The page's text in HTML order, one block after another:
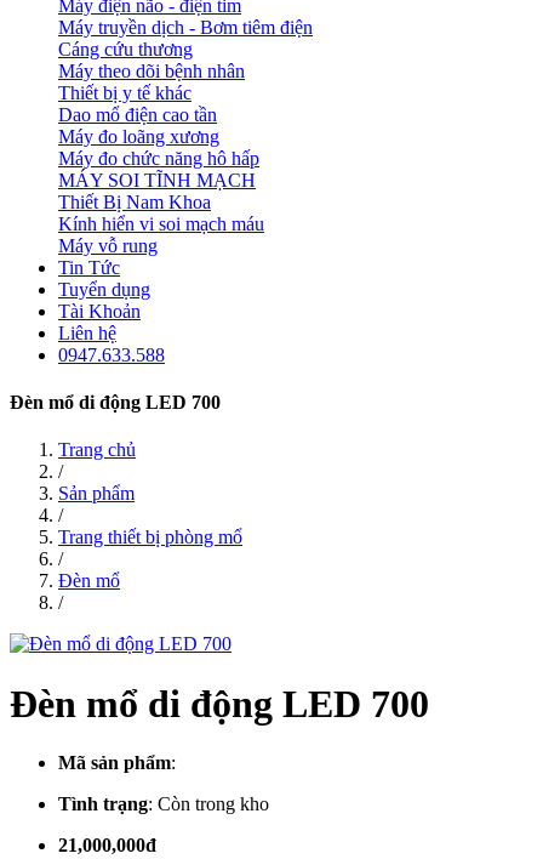
Máy điện não - điện tim
Máy truyền dịch - Bơm tiêm điện
Cáng cứu thương
Máy theo dõi bệnh nhân
Thiết bị y tế khác
Dao mổ điện cao tần
Máy đo loãng xương
Máy đo chức năng hô hấp
MÁY SOI TĨNH MẠCH
Thiết Bị Nam Khoa
Kính hiển vi soi mạch máu
Máy vỗ rung
Tin Tức
Tuyển dụng
Tài Khoản
Liên hệ
0947.633.588
Đèn mổ di động LED 700
Trang chủ
/
Sản phẩm
/
Trang thiết bị phòng mổ
/
Đèn mổ
/
Đèn mổ di động LED 700
Mã sản phẩm:
Tình trạng: Còn trong kho
21,000,000đ